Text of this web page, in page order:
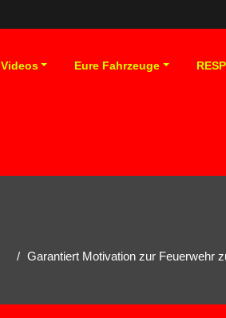
Videos Eure Fahrzeuge
Garantiert Motivation zur Feuerwehr